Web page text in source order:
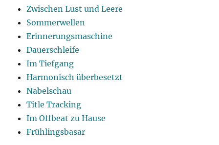
Zwischen Lust und Leere
Sommerwellen
Erinnerungsmaschine
Dauerschleife
Im Tiefgang
Harmonisch überbesetzt
Nabelschau
Title Tracking
Im Offbeat zu Hause
Frühlingsbasar